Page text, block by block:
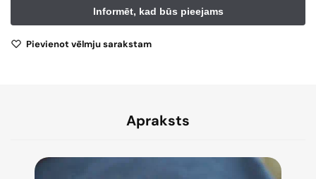
Pievienot vēlmju sarakstam
Apraksts